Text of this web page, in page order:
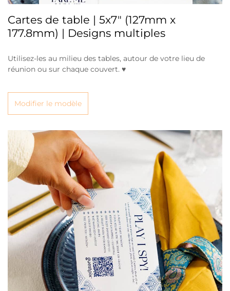
Cartes de table | 5x7" (127mm x
177.8mm) | Designs multiples
Utilisez-les au milieu des tables, autour de votre lieu de
réunion ou sur chaque couvert. ♥
Modifier le modèle